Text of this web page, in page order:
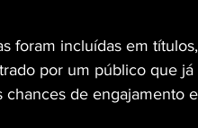
foram incluídas em títulos,
por um público que já
chances de engajamento e